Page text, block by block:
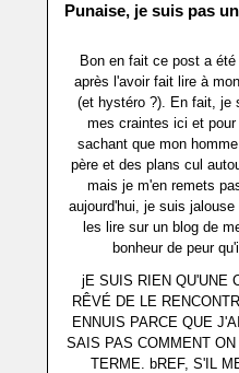
Punaise, je suis pas
Bon en fait ce post a
après l'avoir fait lire à
(et hystéro ?). En fait, je
mes craintes ici et
sachant que mon
père et des plans cul
mais je m'en remets
aujourd'hui, je suis
les lire sur un blog de
bonheur de peur
jE SUIS RIEN QU'UNE
RÊVÉ DE LE
ENNUIS PARCE QUE
SAIS PAS COMMENT
TERME. bREF, S'IL